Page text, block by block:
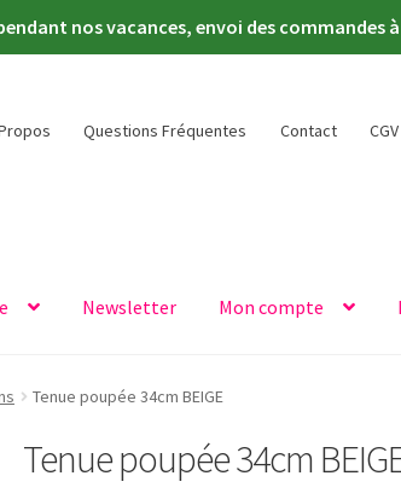
nos vacances, envoi des commandes
Questions Fréquentes Contact CGV
Newsletter Mon compte
Tenue poupée 34cm BEIGE
Tenue poupée 34cm